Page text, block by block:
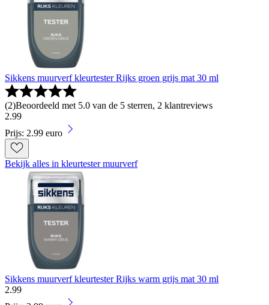
Sikkens muurverf kleurtester Rijks groen grijs mat 30 ml
(2)Beoordeeld met 5.0 van de 5 sterren, 2 klantreviews
2.99
Prijs: 2.99 euro
Bekijk alles in kleurtester muurverf
Sikkens muurverf kleurtester Rijks warm grijs mat 30 ml
2.99